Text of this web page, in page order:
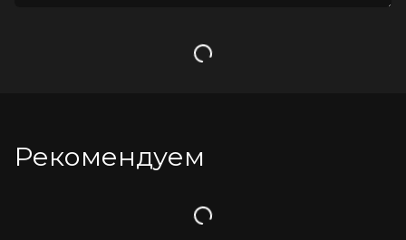
Загрузка
Рекомендуем
Загрузка